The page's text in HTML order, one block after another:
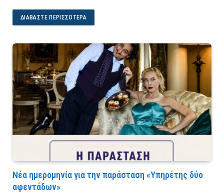
ΔΙΑΒΆΣΤΕ ΠΕΡΙΣΣΌΤΕΡΑ
Νέα ημερομηνία για την παράσταση «Υπηρέτης δύο
αφεντάδων»